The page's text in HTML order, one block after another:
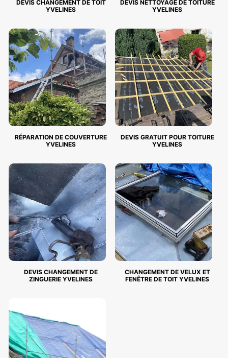
DEVIS CHANGEMENT DE TOIT
YVELINES
DEVIS NETTOYAGE DE TOITURE
YVELINES
RÉPARATION DE COUVERTURE
YVELINES
DEVIS GRATUIT POUR TOITURE
YVELINES
DEVIS CHANGEMENT DE
ZINGUERIE YVELINES
CHANGEMENT DE VELUX ET
FENÊTRE DE TOIT YVELINES